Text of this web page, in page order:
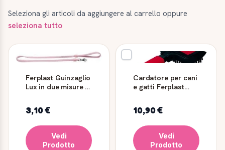
Seleziona gli articoli da aggiungere al carrello oppure
seleziona tutto
Ferplast Guinzaglio
Lux in due misure e
3,10 €
Vedi
Prodotto
Cardatore per cani
e gatti Ferplast
spazzola
10,90 €
Vedi
Prodotto